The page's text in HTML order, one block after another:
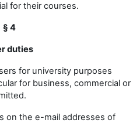
for their courses.
§ 4
duties
for university purposes
for business, commercial or
on the e-mail addresses of